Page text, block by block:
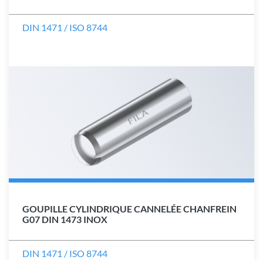
DIN 1471 / ISO 8744
GOUPILLE CYLINDRIQUE CANNELÉE CHANFREIN
G07 DIN 1473 INOX
DIN 1471 / ISO 8744